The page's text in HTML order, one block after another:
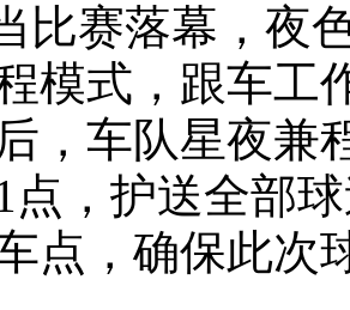
比赛落幕，夜
模式，跟车工
，车队星夜兼
点，护送全部
点，确保此次